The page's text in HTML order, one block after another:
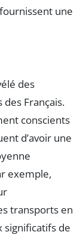
une
des
Français.
conscients
d’avoir une
exemple,
transports en
de